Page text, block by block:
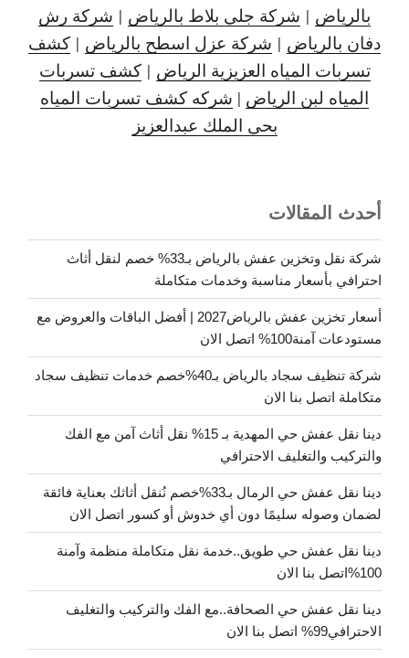
بالرياض | شركة جلي بلاط بالرياض | شركة رش
دفان بالرياض | شركة عزل اسطح بالرياض | كشف
تسربات المياه العزيزية الرياض |كشف تسربات
المياه لبن الرياض | شركه كشف تسربات المياه
بحي الملك عبدالعزيز
أحدث المقالات
شركة نقل وتخزين عفش بالرياض بـ33% خصم لنقل أثاث
احترافي بأسعار مناسبة وخدمات متكاملة
أسعار تخزين عفش بالرياض2027 | أفضل الباقات والعروض مع
مستودعات آمنة100% اتصل الان
شركة تنظيف سجاد بالرياض بـ40%خصم خدمات تنظيف سجاد
متكاملة اتصل بنا الان
دينا نقل عفش حي المهدية بـ 15% نقل أثاث آمن مع الفك
والتركيب والتغليف الاحترافي
دينا نقل عفش حي الرمال بـ33%خصم نُنقل أثاثك بعناية فائقة
لضمان وصوله سليمًا دون أي خدوش أو كسور اتصل الان
دينا نقل عفش حي طويق..خدمة نقل متكاملة منظمة وآمنة
100%اتصل بنا الان
دينا نقل عفش حي الصحافة..مع الفك والتركيب والتغليف
الاحترافي99% اتصل بنا الان